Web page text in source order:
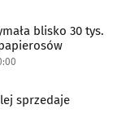
blisko 30 tys.
sprzedaje